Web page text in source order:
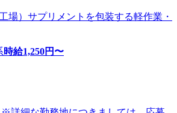
場）サプリメントを包装する軽作業・
時給1,250円〜